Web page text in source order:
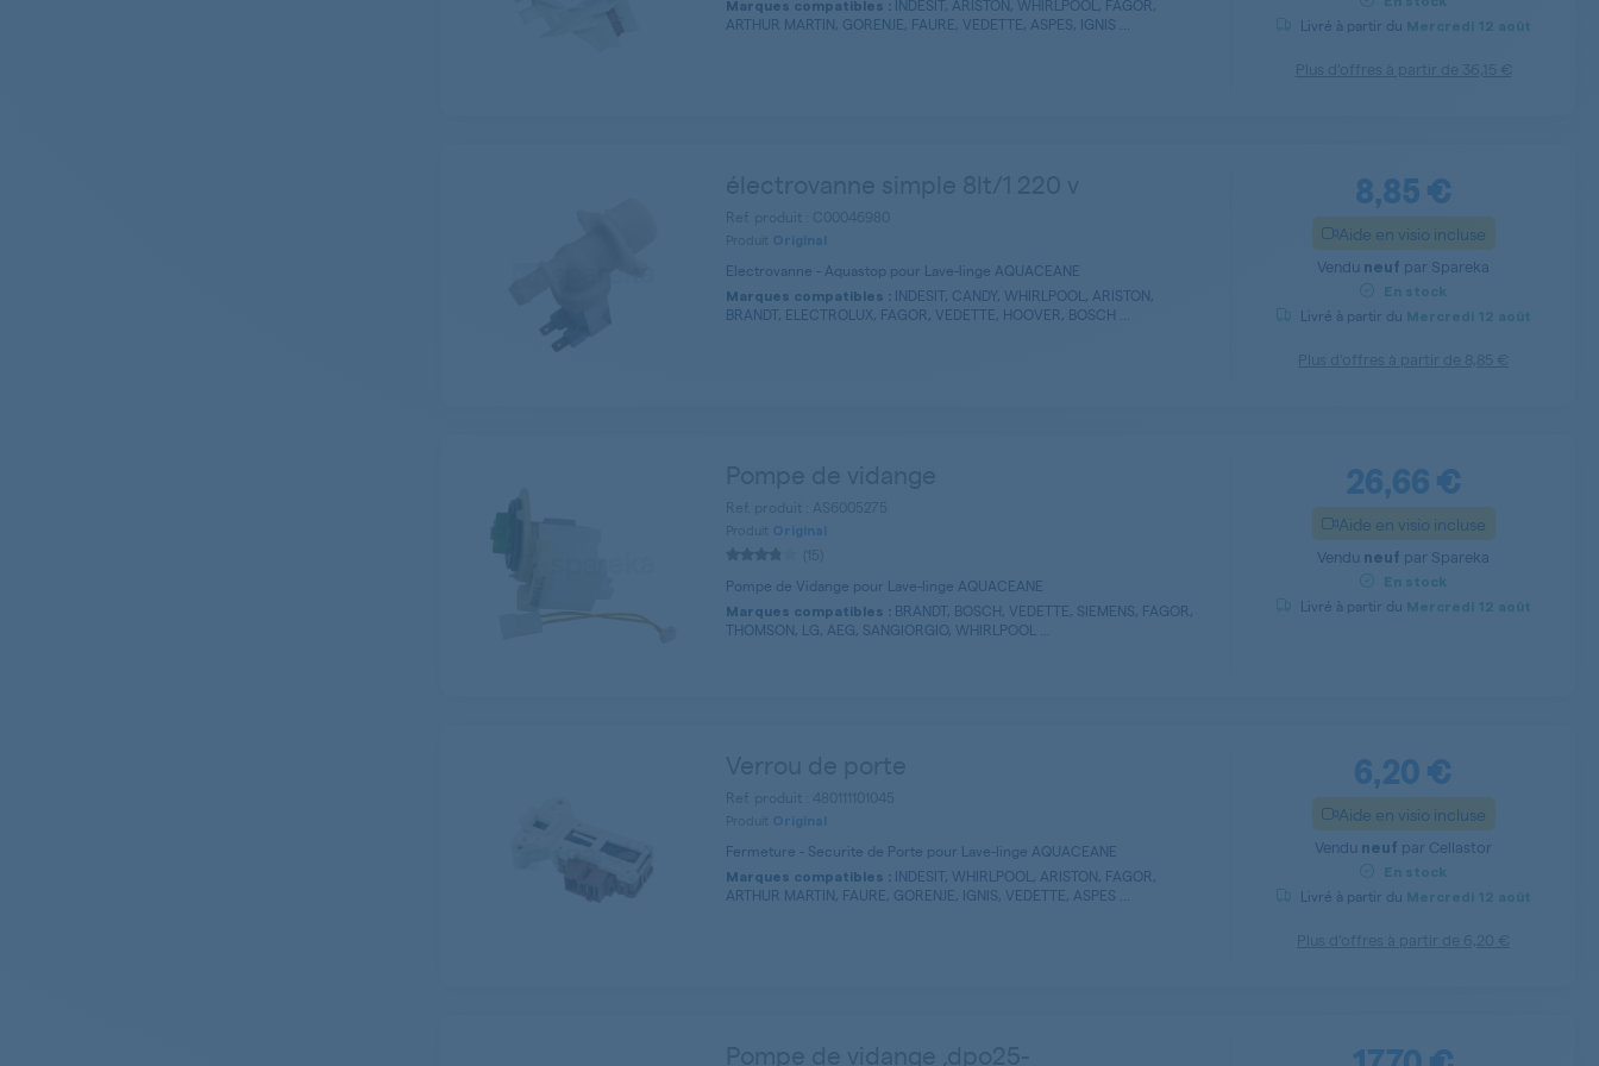
Marques compatibles : INDESIT, ARISTON, WHIRLPOOL, FAGOR,
ARTHUR MARTIN, GORENJE, FAURE, VEDETTE, ASPES, IGNIS ...
Livré à partir du Mercredi 12 août
Original
Electrovanne - Aquastop pour Lave-linge AQUACEANE
Marques compatibles : INDESIT, CANDY, WHIRLPOOL, ARISTON,
BRANDT, ELECTROLUX, FAGOR, VEDETTE, HOOVER, BOSCH ...
8,85 €
Aide en visio incluse
Vendu neuf par Spareka
En stock
Livré à partir du Mercredi 12 août
Original
Pompe de Vidange pour Lave-linge AQUACEANE
Marques compatibles : BRANDT, BOSCH, VEDETTE, SIEMENS, FAGOR,
THOMSON, LG, AEG, SANGIORGIO, WHIRLPOOL ...
26,66 €
Aide en visio incluse
Vendu neuf par Spareka
En stock
Livré à partir du Mercredi 12 août
Original
Fermeture - Securite de Porte pour Lave-linge AQUACEANE
Marques compatibles : INDESIT, WHIRLPOOL, ARISTON, FAGOR,
ARTHUR MARTIN, FAURE, GORENJE, IGNIS, VEDETTE, ASPES ...
6,20 €
Aide en visio incluse
Vendu neuf par Cellastor
En stock
Livré à partir du Mercredi 12 août